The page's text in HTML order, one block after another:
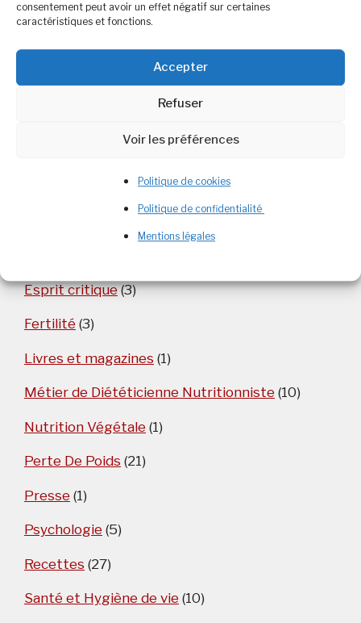
consentement peut avoir un effet négatif sur certaines
caractéristiques et fonctions.
Accepter
Refuser
Voir les préférences
Politique de cookies
Politique de confidentialité
Mentions légales
Commentaires récents
Esprit critique(3)
Fertilité (3)
Livres et magazines (1)
Métier de Diététicienne Nutritionniste (10)
Nutrition Végétale (1)
Perte De Poids (21)
Presse (1)
Psychologie (5)
Recettes (27)
Santé et Hygiène de vie (10)